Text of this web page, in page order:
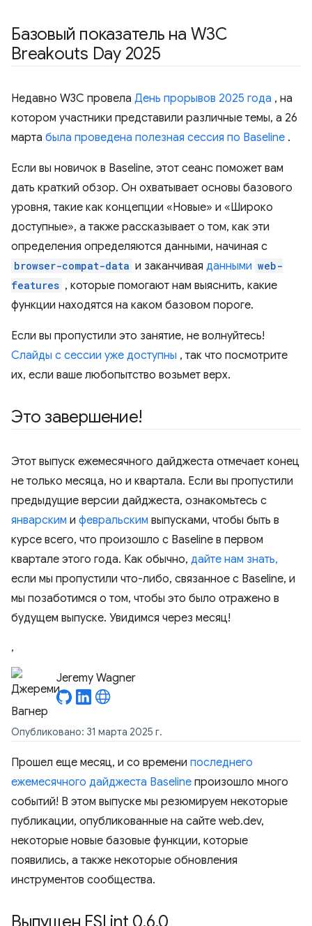
Базовый показатель на W3C
Breakouts Day 2025
Недавно W3C провела День прорывов 2025 года , на
котором участники представили различные темы, а 26
марта была проведена полезная сессия по Baseline .
Если вы новичок в Baseline, этот сеанс поможет вам
дать краткий обзор. Он охватывает основы базового
уровня, такие как концепции «Новые» и «Широко
доступные», а также рассказывает о том, как эти
определения определяются данными, начиная с
browser-compat-data и заканчивая данными web-
features , которые помогают нам выяснить, какие
функции находятся на каком базовом пороге.
Если вы пропустили это занятие, не волнуйтесь!
Слайды с сессии уже доступны , так что посмотрите
их, если ваше любопытство возьмет верх.
Это завершение!
Этот выпуск ежемесячного дайджеста отмечает конец
не только месяца, но и квартала. Если вы пропустили
предыдущие версии дайджеста, ознакомьтесь с
январским и февральским выпусками, чтобы быть в
курсе всего, что произошло с Baseline в первом
квартале этого года. Как обычно, дайте нам знать,
если мы пропустили что-либо, связанное с Baseline, и
мы позаботимся о том, чтобы это было отражено в
будущем выпуске. Увидимся через месяц!
,
Jeremy Wagner
Опубликовано: 31 марта 2025 г.
Прошел еще месяц, и со времени последнего
ежемесячного дайджеста Baseline произошло много
событий! В этом выпуске мы резюмируем некоторые
публикации, опубликованные на сайте web.dev,
некоторые новые базовые функции, которые
появились, а также некоторые обновления
инструментов сообщества.
Выпущен ESLint 0.6.0